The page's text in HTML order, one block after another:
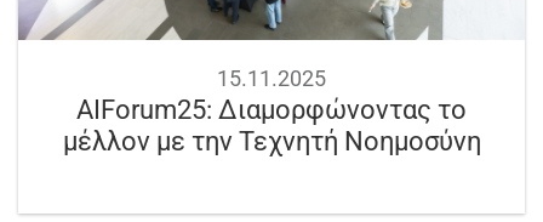
15.11.2025
ΑΙForum25: Διαμορφώνοντας το
μέλλον με την Τεχνητή Νοημοσύνη